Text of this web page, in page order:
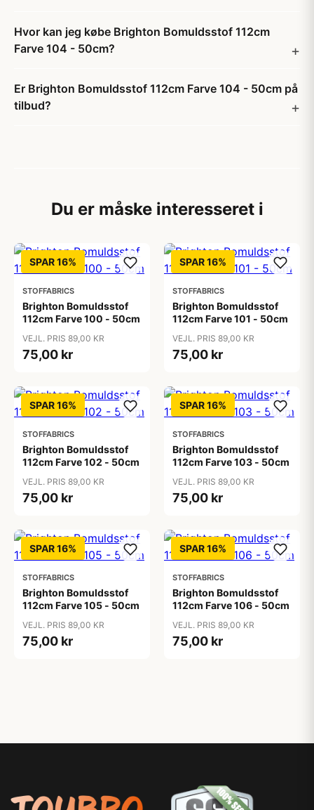
Hvor kan jeg købe Brighton Bomuldsstof 112cm
Farve 104 - 50cm?
Er Brighton Bomuldsstof 112cm Farve 104 - 50cm på
tilbud?
Du er måske interesseret i
SPAR 16%
STOFFABRICS
Brighton Bomuldsstof
112cm Farve 100 - 50cm
VEJL. PRIS 89,00 KR
75,00 kr
SPAR 16%
STOFFABRICS
Brighton Bomuldsstof
112cm Farve 101 - 50cm
VEJL. PRIS 89,00 KR
75,00 kr
SPAR 16%
STOFFABRICS
Brighton Bomuldsstof
112cm Farve 102 - 50cm
VEJL. PRIS 89,00 KR
75,00 kr
SPAR 16%
STOFFABRICS
Brighton Bomuldsstof
112cm Farve 103 - 50cm
VEJL. PRIS 89,00 KR
75,00 kr
SPAR 16%
STOFFABRICS
Brighton Bomuldsstof
112cm Farve 105 - 50cm
VEJL. PRIS 89,00 KR
75,00 kr
SPAR 16%
STOFFABRICS
Brighton Bomuldsstof
112cm Farve 106 - 50cm
VEJL. PRIS 89,00 KR
75,00 kr